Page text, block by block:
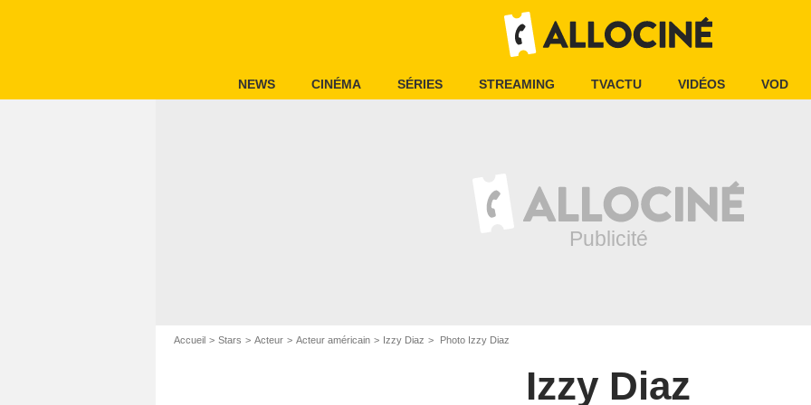
NEWS CINÉMA SÉRIES STREAMING TVACTU VIDÉOS VOD
Accueil Stars Acteur Acteur américain Izzy Diaz Photo Izzy Diaz
Izzy Diaz